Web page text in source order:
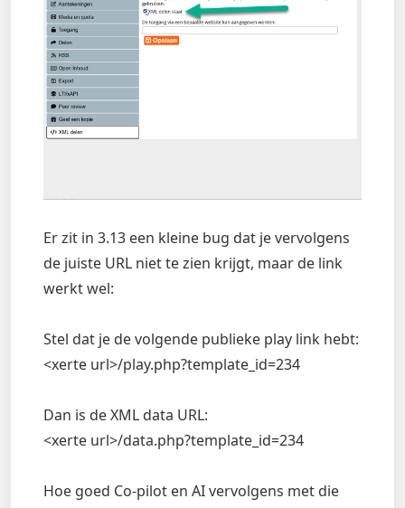
Er zit in 3.13 een kleine bug dat je vervolgens
de juiste URL niet te zien krijgt, maar de link
werkt wel:
Stel dat je de volgende publieke play link hebt:
<xerte url>/play.php?template_id=234
Dan is de XML data URL:
<xerte url>/data.php?template_id=234
Hoe goed Co-pilot en AI vervolgens met die